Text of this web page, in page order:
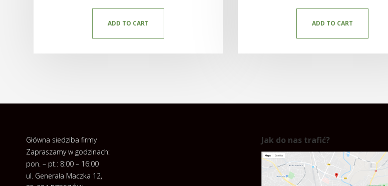
ADD TO CART ADD TO CART
Główna siedziba firmy
Zapraszamy w godzinach:
pon. – pt.: 8:00 – 16:00
ul. Generała Maczka 12,
Jak do nas trafić?